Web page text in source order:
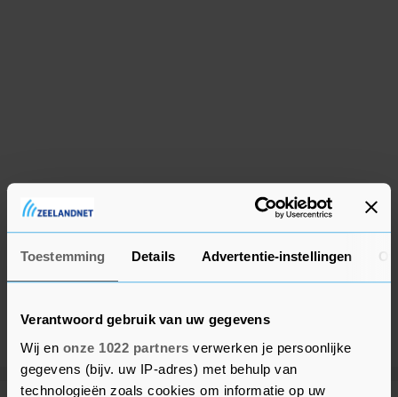
Toestemming Details Advertentie-instellingen
Verantwoord gebruik van uw gegevens
Wij en onze 1022 partners verwerken je persoonlijke
gegevens (bijv. uw IP-adres) met behulp van
technologieën zoals cookies om informatie op uw